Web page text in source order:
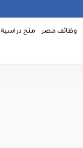
وظائف مصر منح دراسية